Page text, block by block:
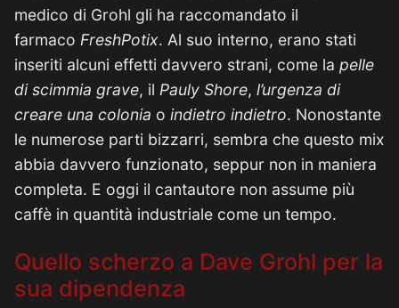
medico di Grohl gli ha raccomandato il
farmaco FreshPotix. Al suo interno, erano stati
inseriti alcuni effetti davvero strani, come la pelle
di scimmia grave, il Pauly Shore, l’urgenza di
creare una colonia o indietro indietro. Nonostante
le numerose parti bizzarri, sembra che questo mix
abbia davvero funzionato, seppur non in maniera
completa. E oggi il cantautore non assume più
caffè in quantità industriale come un tempo.
Quello scherzo a Dave Grohl per la
sua dipendenza